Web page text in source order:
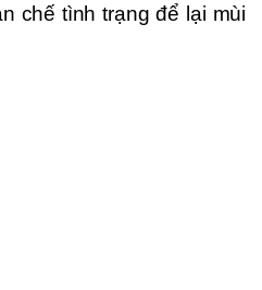
chế tình trạng để lại mùi